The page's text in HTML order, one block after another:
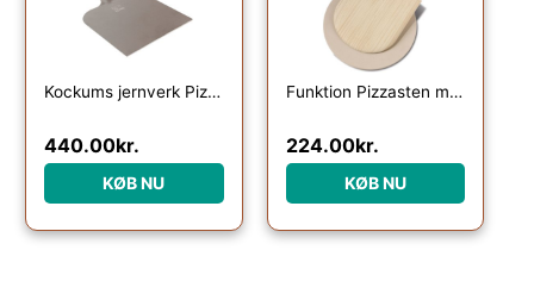
Kockums jernverk Pizzaspade, rustfrit stål
440.00kr.
KØB NU
Funktion Pizzasten med spade 37,5 cm.
224.00kr.
KØB NU